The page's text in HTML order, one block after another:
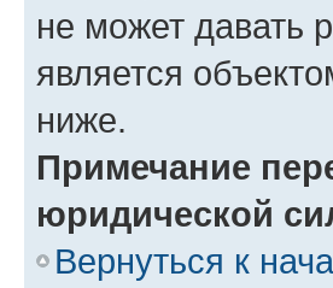
не может давать
является
ниже.
Примечание
юридической
Вернуться к